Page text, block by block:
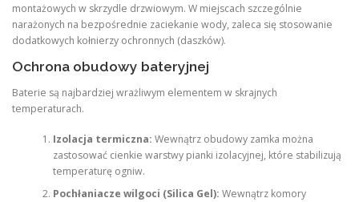
montażowych w skrzydle drzwiowym. W miejscach szczególnie
narażonych na bezpośrednie zaciekanie wody, zaleca się stosowanie
dodatkowych kołnierzy ochronnych (daszków).
Ochrona obudowy bateryjnej
Baterie są najbardziej wrażliwym elementem w skrajnych
temperaturach.
Izolacja termiczna: Wewnątrz obudowy zamka można
zastosować cienkie warstwy pianki izolacyjnej, które stabilizują
temperaturę ogniw.
Pochłaniacze wilgoci (Silica Gel): Wewnątrz komory